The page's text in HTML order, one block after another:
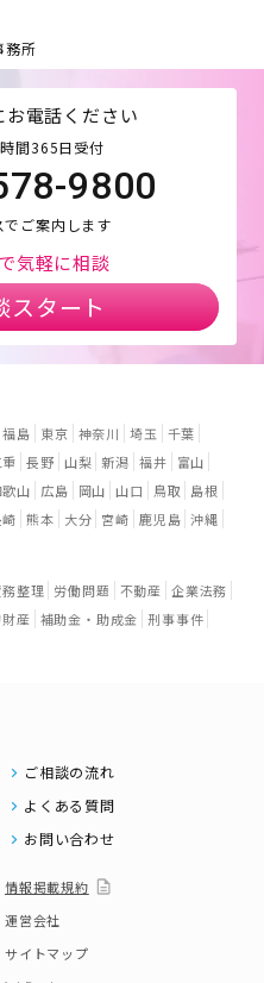
務所
お電話ください
間365日受付
9800
ご案内します
気軽に相談
スタート
福島 東京 神奈川 埼玉
千葉
重 長野 山梨 新潟 福井
富山
山 広島 岡山 山口 鳥取
島根
熊本 大分 宮崎 鹿児島 沖縄
整理 労働問題 不動産 企業法務
産 補助金・助成金 刑事事件
ご相談の流れ
よくある質問
お問い合わせ
情報掲載規約
運営会社
サイトマップ